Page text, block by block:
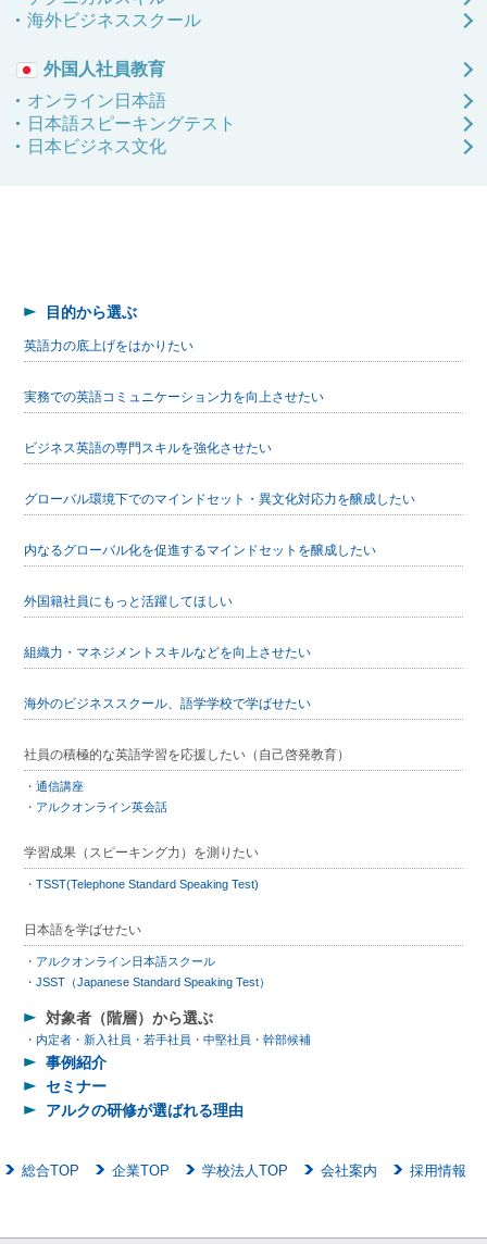
海外ビジネススクール
外国人社員教育
オンライン日本語
日本語スピーキングテスト
日本ビジネス文化
目的から選ぶ
英語力の底上げをはかりたい
実務での英語コミュニケーション力を向上させたい
ビジネス英語の専門スキルを強化させたい
グローバル環境下でのマインドセット・異文化対応力を醸成したい
内なるグローバル化を促進するマインドセットを醸成したい
外国籍社員にもっと活躍してほしい
組織力・マネジメントスキルなどを向上させたい
海外のビジネススクール、語学学校で学ばせたい
社員の積極的な英語学習を応援したい（自己啓発教育）
通信講座
アルクオンライン英会話
学習成果（スピーキング力）を測りたい
TSST(Telephone Standard Speaking Test)
日本語を学ばせたい
アルクオンライン日本語スクール
JSST（Japanese Standard Speaking Test）
対象者（階層）から選ぶ
内定者・新入社員・若手社員 中堅社員 幹部候補
事例紹介
セミナー
アルクの研修が選ばれる理由
総合TOP 企業TOP 学校法人TOP 会社案内 採用情報